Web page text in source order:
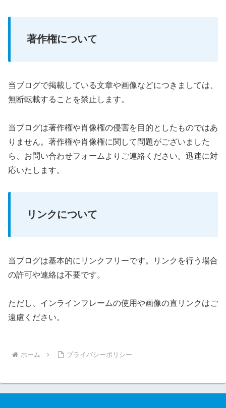
著作権について
当ブログで掲載している文章や画像などにつきましては、
無断転載することを禁止します。
当ブログは著作権や肖像権の侵害を目的としたものではあ
りません。著作権や肖像権に関して問題がございました
ら、お問い合わせフォームよりご連絡ください。迅速に対
応いたします。
リンクについて
当ブログは基本的にリンクフリーです。リンクを行う場合
の許可や連絡は不要です。
ただし、インラインフレームの使用や画像の直リンクはご
遠慮ください。
ホーム プライバシーポリシー